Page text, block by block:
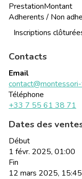
PrestationMontant
Adherents / Non
Inscriptions
Contacts
Email
Téléphone
+33 7 55 61 38 71
Dates des
Début
1 févr. 2025, 01:00
Fin
12 mars 2025, 15:45